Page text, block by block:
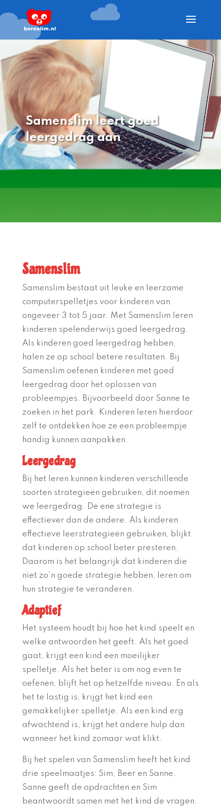
Samenslim leert goed
leergedrag aan
Samenslim
Samenslim bestaat uit leuke en leerzame
computerspelletjes voor kinderen van
ongeveer 3 tot 5 jaar. Met Samenslim leren
kinderen spelenderwijs goed leergedrag.
Als kinderen goed leergedrag hebben,
halen ze op school betere resultaten. Bij
Samenslim oefenen kinderen met goed
leergedrag door het oplossen van
probleempjes. Bijvoorbeeld door Sanne te
zoeken in het park. Kinderen leren hierdoor
zelf te ontdekken hoe ze een probleempje
handig kunnen aanpakken.
Leergedrag
Bij het leren kunnen kinderen verschillende
soorten strategieën gebruiken, dit noemen
we leergedrag. De ene strategie is
effectiever dan de andere. Als kinderen
effectieve leerstrategieën gebruiken, blijkt
dat kinderen op school beter presteren.
Daarom is het belangrijk dat kinderen die
niet zo’n goede strategie hebben, leren om
hun strategie te veranderen.
Adaptief
Het systeem houdt bij hoe het kind speelt en
welke antwoorden het geeft. Als het goed
gaat, krijgt een kind een moeilijker
spelletje. Als het beter is om nog even te
oefenen, blijft het op hetzelfde niveau. En als
het te lastig is, krijgt het kind een
gemakkelijker spelletje. Als een kind erg
afwachtend is, krijgt het andere hulp dan
wanneer het kind zomaar wat klikt.
Bij het spelen van Samenslim heeft het kind
drie speelmaatjes: Sim, Beer en Sanne.
Sanne geeft de opdrachten en Sim
beantwoordt samen met het kind de vragen.